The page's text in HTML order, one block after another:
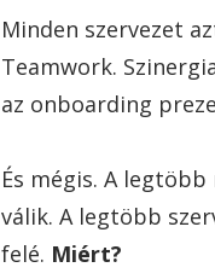
Minden szervezet
Teamwork.
az onboarding
És mégis. A
válik. A legtöbb
felé. Miért?